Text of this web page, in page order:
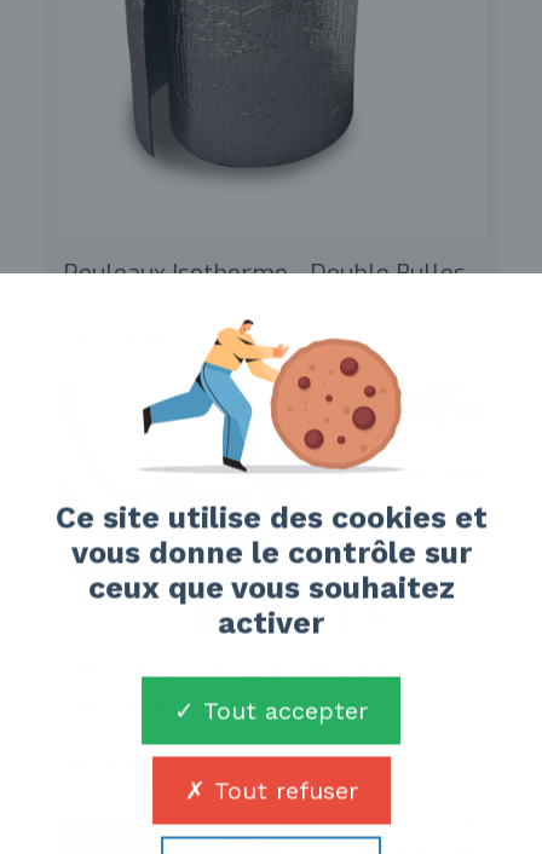
Ce site utilise des cookies et
vous donne le contrôle sur
ceux que vous souhaitez
activer
Tout accepter
Tout refuser
Rouleaux Isotherme - Double Bulles
cylindrique